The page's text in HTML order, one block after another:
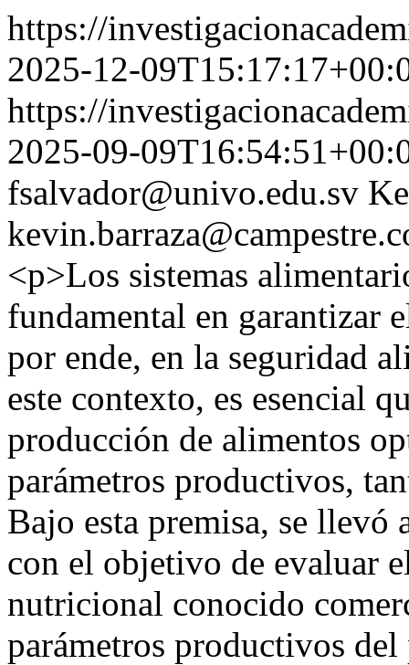
https://
2025-12-
https://
2025-09-
fsalvador@univo.edu.sv
<p>Los sistemas
fundamental en garantizar
por ende, en la seguridad
este contexto, es esencial
producción de alimentos
parámetros productivos,
Bajo esta premisa, se llevó
con el objetivo de evaluar
nutricional conocido
parámetros productivos